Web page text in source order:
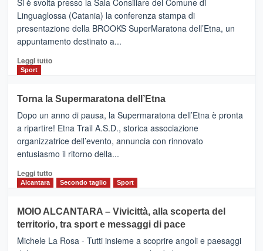
Al
via
i
collegamenti
Si è svolta presso la Sala Consiliare del Comune di
Linguaglossa (Catania) la conferenza stampa di
presentazione della BROOKS SuperMaratona dell’Etna, un
appuntamento destinato a...
Leggi tuttoLeggi
BROOKS
SuperMaratona
dell’Etna,
presentata
l’edizione
2026
Sport
Torna la Supermaratona dell’Etna
Dopo un anno di pausa, la Supermaratona dell’Etna è pronta
a ripartire! Etna Trail A.S.D., storica associazione
organizzatrice dell’evento, annuncia con rinnovato
entusiasmo il ritorno della...
Leggi tuttoLeggi
Torna
la
Supermaratona
Alcantara Secondo taglio Sport
MOIO ALCANTARA – Vivicittà, alla scoperta del
territorio, tra sport e messaggi di pace
Michele La Rosa - Tutti insieme a scoprire angoli e paesaggi